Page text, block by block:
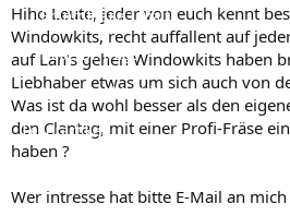
Empfohlene Inhalte
Neue Beiträge
Neueste Aktivitäten
Leserartikel
Hiho Leute, jeder von euch kennt
Windowkits, recht auffallent auf
auf Lan's gehen Windowkits haben
Liebhaber etwas um sich auch von
Was ist da wohl besser als den
den Clantag, mit einer Profi-Fräse
haben ?
Wer intresse hat bitte E-Mail an mich